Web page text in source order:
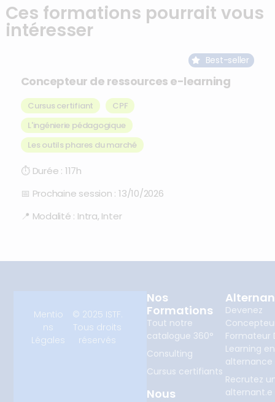
Ces formations pourrait vous
intéresser
Best-seller
Concepteur de ressources e-learning
Cursus certifiant
CPF
L'ingénierie pédagogique
Les outils phares du marché
⏱ Durée : 117h
📅 Prochaine session : 13/10/2026
📍 Modalité : Intra, Inter
Nos
Formations
Tout notre
catalogue 360°
Consulting
Cursus certifiants
Nous
Devenez
Formateur
Learning en
alternance
Recrutez
alternant.e
Mentio
ns
Légales
© 2025 ISTF.
Tous droits
réservés